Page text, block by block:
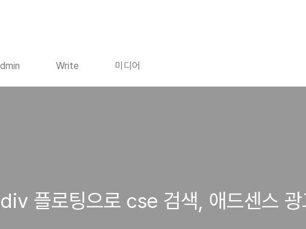
Write 미디어
플로팅으로 cse 검색, 애드센스